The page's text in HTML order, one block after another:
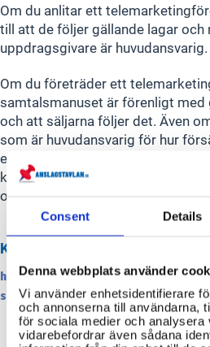
Consent Details
Denna webbplats använder
Vi använder enhetsidentifierare
och annonserna till användarna,
för sociala medier och analysera
vidarebefordrar även sådana
Om du anlitar ett
till att de följer gällande lagar och
uppdragsgivare är huvudansvarig.
Om du företräder ett
samtalsmanuset är förenligt med
och att säljarna följer det. Även
som är huvudansvarig för hur
ett anlitat telemarketingföretag ha
konsumenter vilseleds genom
otydlig information.
KÄLLOR
https://www.konsumentverket.se/
saljkanaler/regler-for-